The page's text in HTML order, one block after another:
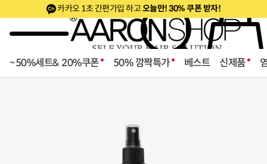
카카오 1초 간편가입 하고오늘만! 30% 쿠폰 받자!
~50%세트& 20%쿠폰 50% 깜짝특가 베스트 신제품